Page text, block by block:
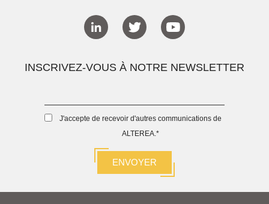
INSCRIVEZ-VOUS À NOTRE NEWSLETTER
J'accepte de recevoir d'autres communications de
ALTEREA.*